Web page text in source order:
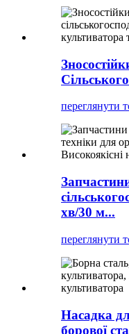
переглянути
хв/30 м...
переглянути
Насадка
борової